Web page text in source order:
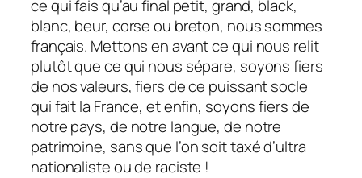
ce qui fais qu’au final petit, grand, black,
blanc, beur, corse ou breton, nous sommes
français. Mettons en avant ce qui nous relit
plutôt que ce qui nous sépare, soyons fiers
de nos valeurs, fiers de ce puissant socle
qui fait la France, et enfin, soyons fiers de
notre pays, de notre langue, de notre
patrimoine, sans que l’on soit taxé d’ultra
nationaliste ou de raciste !